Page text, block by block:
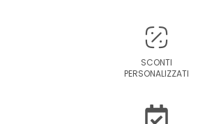
SCONTI
PERSONALIZZATI